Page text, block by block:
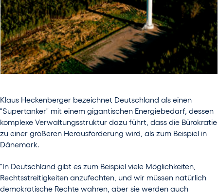
Klaus Heckenberger bezeichnet Deutschland als einen
"Supertanker" mit einem gigantischen Energiebedarf, dessen
komplexe Verwaltungsstruktur dazu führt, dass die Bürokratie
zu einer größeren Herausforderung wird, als zum Beispiel in
Dänemark.
"In Deutschland gibt es zum Beispiel viele Möglichkeiten,
Rechtsstreitigkeiten anzufechten, und wir müssen natürlich
demokratische Rechte wahren, aber sie werden auch